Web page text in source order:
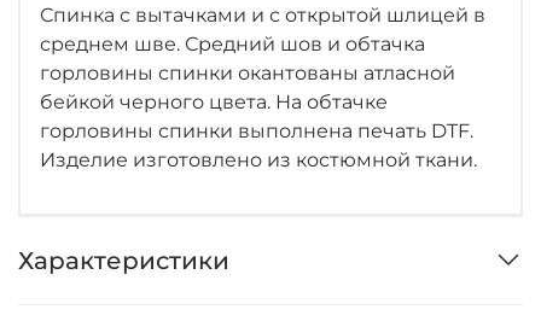
Спинка с вытачками и с открытой шлицей в
среднем шве. Средний шов и обтачка
горловины спинки окантованы атласной
бейкой черного цвета. На обтачке
горловины спинки выполнена печать DTF.
Изделие изготовлено из костюмной ткани.
Характеристики